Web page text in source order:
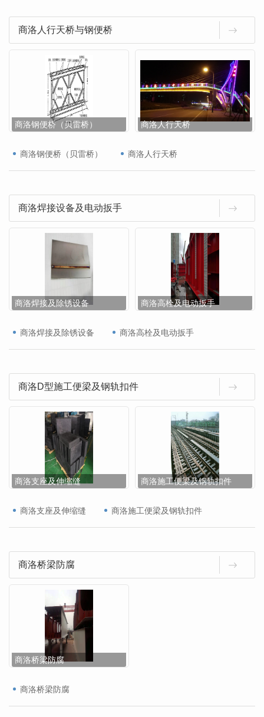
商洛人行天桥与钢便桥
商洛钢便桥（贝雷桥） 商洛人行天桥
商洛钢便桥（贝雷桥） 商洛人行天桥
商洛焊接设备及电动扳手
商洛焊接及除锈设备 商洛高栓及电动扳手
商洛焊接及除锈设备 商洛高栓及电动扳手
商洛D型施工便梁及钢轨扣件
商洛支座及伸缩缝 商洛施工便梁及钢轨扣件
商洛支座及伸缩缝 商洛施工便梁及钢轨扣件
商洛桥梁防腐
商洛桥梁防腐
商洛桥梁防腐